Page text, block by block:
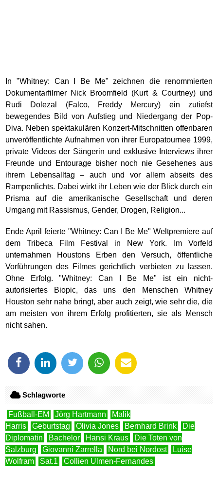
In "Whitney: Can I Be Me" zeichnen die renommierten
Dokumentarfilmer Nick Broomfield (Kurt & Courtney) und
Rudi Dolezal (Falco, Freddy Mercury) ein zutiefst
bewegendes Bild von Aufstieg und Niedergang der Pop-
Diva. Neben spektakulären Konzert-Mitschnitten offenbaren
unveröffentlichte Aufnahmen von ihrer Europatournee 1999,
private Videos der Sängerin und exklusive Interviews ihrer
Freunde und Entourage bisher noch nie Gesehenes aus
ihrem Lebensalltag – auch und vor allem abseits des
Rampenlichts. Dabei wirkt ihr Leben wie der Blick durch ein
Prisma auf die amerikanische Gesellschaft und deren
Umgang mit Rassismus, Gender, Drogen, Religion...
Ende April feierte "Whitney: Can I Be Me" Weltpremiere auf
dem Tribeca Film Festival in New York. Im Vorfeld
unternahmen Houstons Erben den Versuch, öffentliche
Vorführungen des Filmes gerichtlich verbieten zu lassen.
Ohne Erfolg. "Whitney: Can I Be Me" ist ein nicht-
autorisiertes Biopic, das uns den Menschen Whitney
Houston sehr nahe bringt, aber auch zeigt, wie sehr die, die
am meisten von ihrem Erfolg profitierten, sie als Mensch
nicht sahen.
Schlagworte
Fußball-EM Jörg Hartmann
Malik
Harris
Geburtstag Olivia Jones Bernhard Brink
Die
Diplomatin
Bachelor Hansi Kraus
Die Toten von
Salzburg
Giovanni Zarrella Nord bei Nordost
Luise
Wolfram
Sat.1 Collien Ulmen-Fernandes